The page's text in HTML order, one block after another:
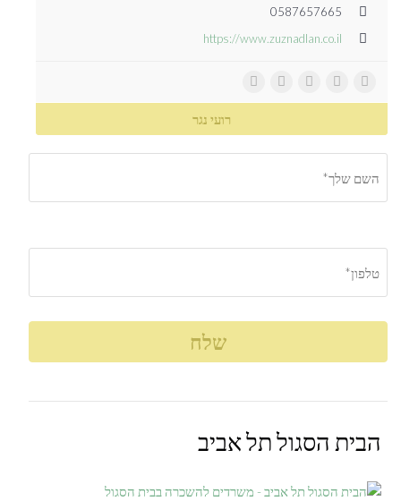
0587657665
https://www.zuznadlan.co.il
רועי נגר
הבית הסגול תל אביב